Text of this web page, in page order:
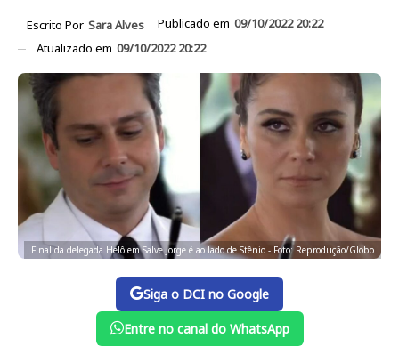
Escrito Por Sara Alves Publicado em 09/10/2022 20:22
Atualizado em 09/10/2022 20:22
Final da delegada Helô em Salve Jorge é ao lado de Stênio - Foto: Reprodução/Globo
Siga o DCI no Google
Entre no canal do WhatsApp